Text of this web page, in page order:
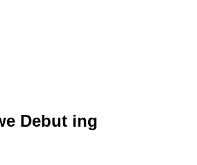
Debut ing